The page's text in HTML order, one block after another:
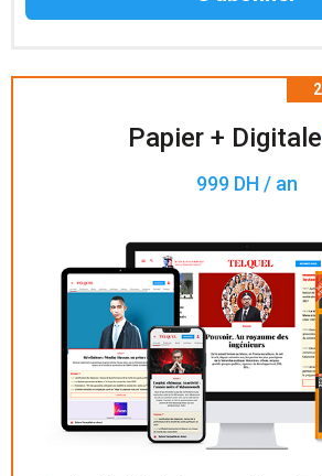
Papier + Digitale
999 DH / an